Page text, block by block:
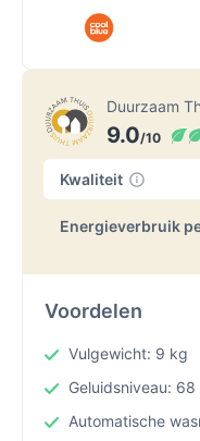
Duurzaam
9.0/10
Kwaliteit
Energieverbruik
Voordelen
Vulgewicht: 9 kg
Geluidsniveau:
Automatische